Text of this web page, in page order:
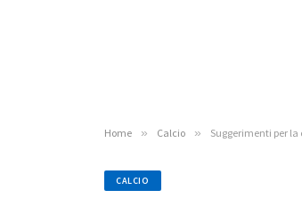
Home » Calcio » Suggerimenti per la
CALCIO